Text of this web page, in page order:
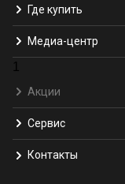
Где купить
Медиа-центр
1
Акции
Сервис
Контакты